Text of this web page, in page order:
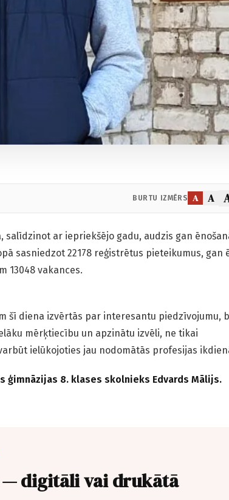
BURTU IZMĒRS A A
salīdzinot ar iepriekšējo gadu, audzis gan
sasniedzot 22178 reģistrētus pieteikumus, gan
13048 vakances.
šī diena izvērtās par interesantu piedzīvojumu,
mērķtiecību un apzinātu izvēli, ne tikai
ielūkojoties jau nodomātās profesijas
ģimnāzijas 8. klases skolnieks Edvards Mālijs.
— digitāli vai drukātā